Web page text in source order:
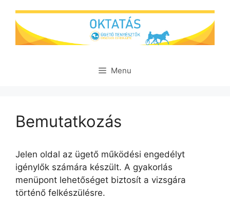
content
Menu
Bemutatkozás
Jelen oldal az ügető működési engedélyt
igénylők számára készült. A gyakorlás
menüpont lehetőséget biztosít a vizsgára
történő felkészülésre.